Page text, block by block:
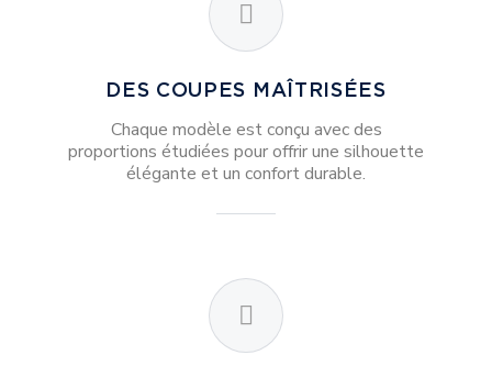
DES COUPES MAÎTRISÉES
Chaque modèle est conçu avec des
proportions étudiées pour offrir une silhouette
élégante et un confort durable.